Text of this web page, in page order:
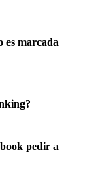
es marcada
pedir a